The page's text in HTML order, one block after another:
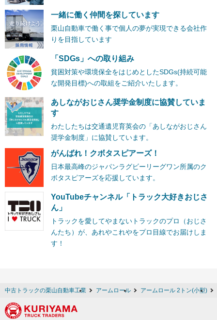
一緒に働く仲間を探しています
栗山自動車で働く事で個人の夢が実現できる会社作
りを目指しています
「SDGs」への取り組み
貧困対策や環境保全をはじめとしたSDGs(持続可能
な開発目標)への取組をご紹介いたします。
あしながおじさん奨学金制度に協賛していま
す
わたしたちは交通遺児育英会の「あしながおじさん
奨学金制度」に協賛しています。
がんばれ！クボタスピアーズ！
日本最高峰のジャパンラグビーリーグワン所属のク
ボタスピアーズを応援しています。
YouTubeチャンネル「トラック大好きおじさ
ん」
トラックを愛してやまないトラックのプロ（おじさ
んたち）が、あれやこれやをプロ目線でお届けしま
す！
中古トラックの栗山自動車工業 アームロール アームロール 2トン(小型)